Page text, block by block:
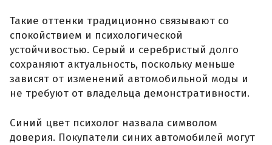
Такие оттенки традиционно связывают со
спокойствием и психологической
устойчивостью. Серый и серебристый долго
сохраняют актуальность, поскольку меньше
зависят от изменений автомобильной моды и
не требуют от владельца демонстративности.
Синий цвет психолог назвала символом
доверия. Покупатели синих автомобилей могут